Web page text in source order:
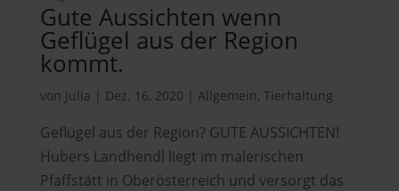
Gute Aussichten wenn
Geflügel aus der Region
kommt.
von Julia | Dez. 16, 2020 | Allgemein, Tierhaltung
Geflügel aus der Region? GUTE AUSSICHTEN!
Hubers Landhendl liegt im malerischen
Pfaffstätt in Oberösterreich und versorgt das